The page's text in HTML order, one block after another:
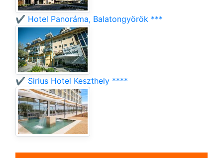
✔️ Hotel Panoráma, Balatongyörök ***
✔️ Sirius Hotel Keszthely ****